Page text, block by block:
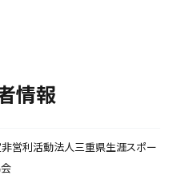
情報
営利活動法人三重県生涯スポー